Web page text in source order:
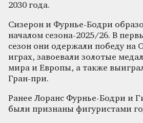
2030 года.
Сизерон и Фурнье-Бодри
началом сезона-2025/26. В
сезон они одержали победу на
играх, завоевали золотые
мира и Европы, а также
Гран-при.
Ранее Лоранс Фурнье-Бодри и
были признаны фигуристами